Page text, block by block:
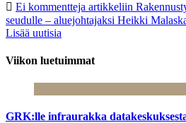
Ei kommentteja artikkeliin
seudulle – aluejohtajaksi Heikki
Lisää uutisia
Viikon luetuimmat
GRK:lle infraurakka